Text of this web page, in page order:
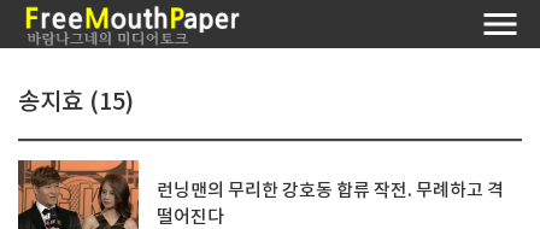
송지효 (15)
런닝맨의 무리한 강호동 합류 작전. 무례하고 격
떨어진다